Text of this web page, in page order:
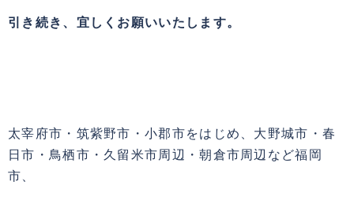
引き続き、宜しくお願いいたします。
太宰府市・筑紫野市・小郡市をはじめ、大野城市・春
日市・鳥栖市・久留米市周辺・朝倉市周辺など福岡
市、